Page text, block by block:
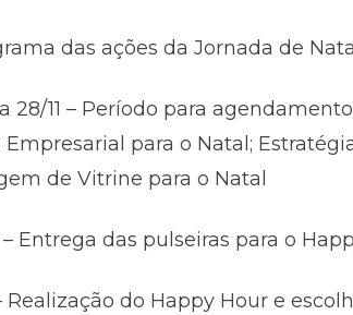
das ações da Jornada de
a 28/11 – Período para
Empresarial para o Natal;
de Vitrine para o Natal
– Entrega das pulseiras para o
– Realização do Happy Hour e